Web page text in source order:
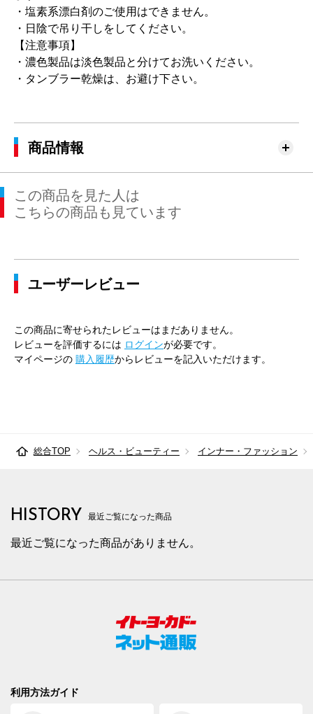
・塩素系漂白剤のご使用はできません。
・日陰で吊り干しをしてください。
【注意事項】
・濃色製品は淡色製品と分けてお洗いください。
・タンブラー乾燥は、お避け下さい。
商品情報
この商品を見た人は
こちらの商品も見ています
ユーザーレビュー
この商品に寄せられたレビューはまだありません。
レビューを評価するには ログインが必要です。
マイページの 購入履歴からレビューを記入いただけます。
総合TOP ヘルス・ビューティー インナー・ファッション
HISTORY 最近ご覧になった商品
最近ご覧になった商品がありません。
利用方法ガイド